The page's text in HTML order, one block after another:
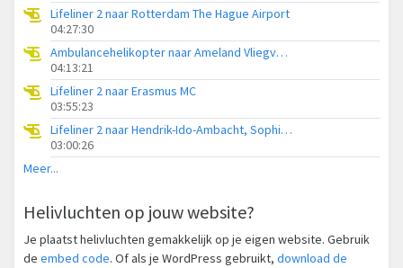
Lifeliner 2 naar Rotterdam The Hague Airport
04:27:30
Ambulancehelikopter naar Ameland Vliegveld Ballum
04:13:21
Lifeliner 2 naar Erasmus MC
03:55:23
Lifeliner 2 naar Hendrik-Ido-Ambacht, Sophiapark-West
03:00:26
Meer...
Helivluchten op jouw website?
Je plaatst helivluchten gemakkelijk op je eigen website. Gebruik
de embed code. Of als je WordPress gebruikt, download de